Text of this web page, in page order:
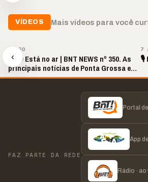
VÍDEOS Mais vídeos para você
‹
7 AGO
📢🔴 Está no ar | BNT NEWS nº 350. As
principais notícias de Ponta Grossa e
região!
7
🎙️
FAZ PARTE DA REDE
Portal
App
Rádio · ao